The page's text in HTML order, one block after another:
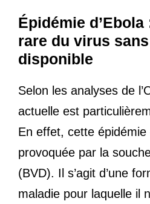
Épidémie d’Ebola
rare du virus
disponible
Selon les analyses de
actuelle est
En effet, cette épidémie
provoquée par la
(BVD). Il s’agit d’une
maladie pour laquelle il